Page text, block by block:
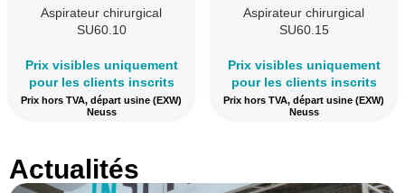
Aspirateur chirurgical
SU60.10
Prix visibles uniquement
pour les clients inscrits
Prix hors TVA, départ usine (EXW)
Neuss
Aspirateur chirurgical
SU60.15
Prix visibles uniquement
pour les clients inscrits
Prix hors TVA, départ usine (EXW)
Neuss
Actualités